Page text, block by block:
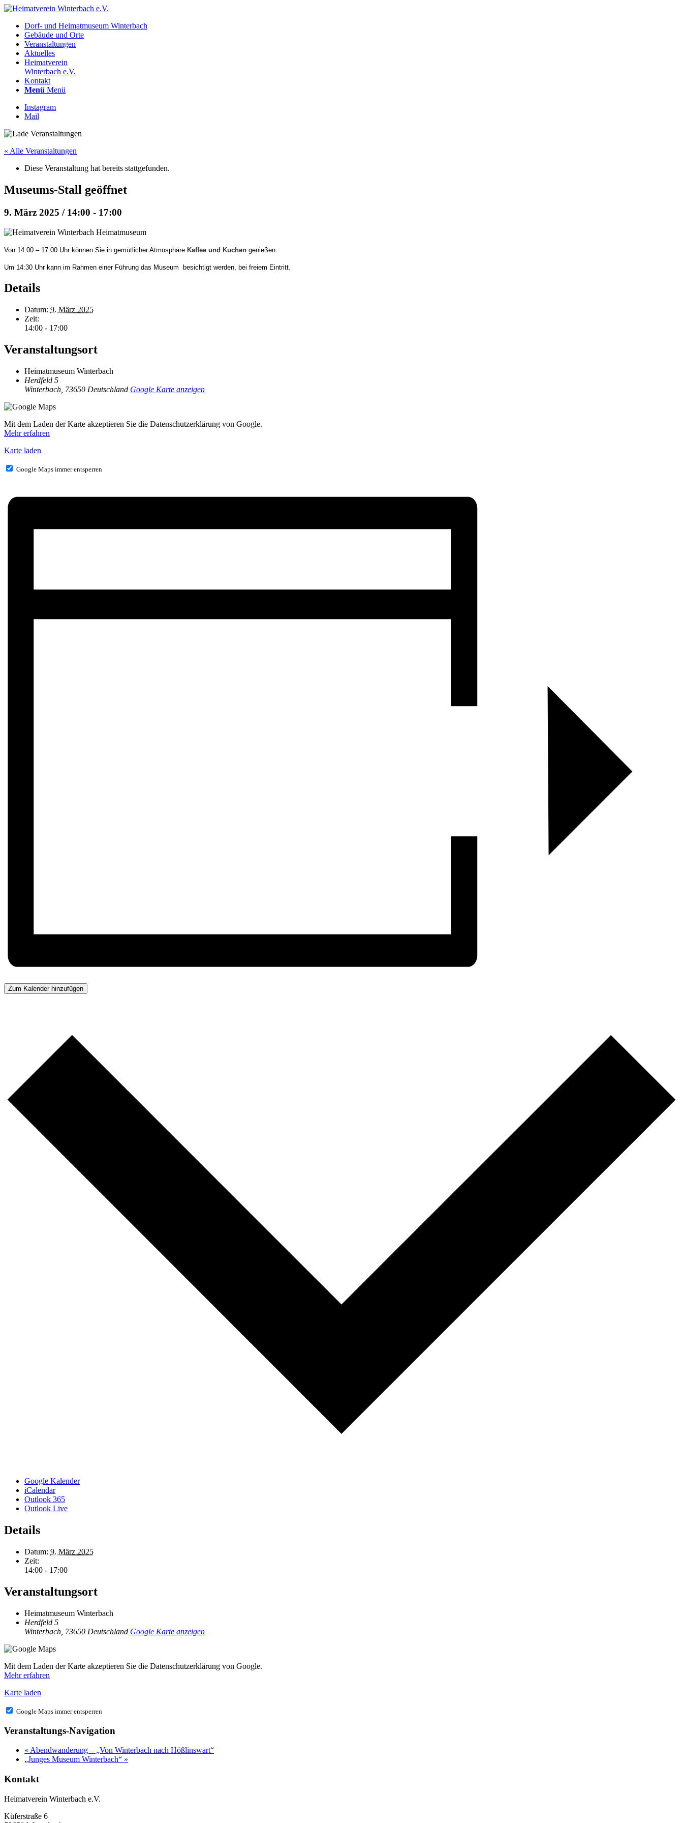
Dorf- und Heimatmuseum Winterbach
Gebäude und Orte
Veranstaltungen
Aktuelles
Heimatverein
Winterbach e.V.
Kontakt
Menü Menü
Instagram
Mail
« Alle Veranstaltungen
Diese Veranstaltung hat bereits stattgefunden.
Museums-Stall geöffnet
9. März 2025 / 14:00 - 17:00
Von 14:00 – 17:00 Uhr können Sie in gemütlicher Atmosphäre Kaffee und Kuchen genießen.
Um 14:30 Uhr kann im Rahmen einer Führung das Museum besichtigt werden, bei freiem Eintritt.
Details
Datum: 9. März 2025
Zeit:
14:00 - 17:00
Veranstaltungsort
Heimatmuseum Winterbach
Herdfeld 5
Winterbach 73650 Deutschland Google Karte anzeigen
Mit dem Laden der Karte akzeptieren Sie die Datenschutzerklärung von Google.
Mehr erfahren
Karte laden
Google Maps immer entsperren
Zum Kalender hinzufügen
Google Kalender
iCalendar
Outlook 365
Outlook Live
Details
Datum: 9. März 2025
Zeit:
14:00 - 17:00
Veranstaltungsort
Heimatmuseum Winterbach
Herdfeld 5
Winterbach 73650 Deutschland Google Karte anzeigen
Mit dem Laden der Karte akzeptieren Sie die Datenschutzerklärung von Google.
Mehr erfahren
Karte laden
Google Maps immer entsperren
Veranstaltungs-Navigation
« Abendwanderung – „Von Winterbach nach Hößlinswart“
„Junges Museum Winterbach“ »
Kontakt
Heimatverein Winterbach e.V.
Küferstraße 6